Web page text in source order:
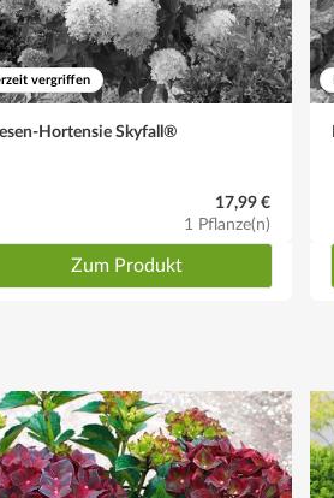
vergriffen
Hortensie Skyfall®
17,99 €
1 Pflanze(n)
Zum Produkt